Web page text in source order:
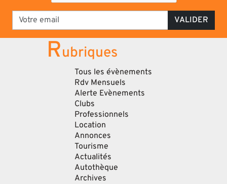
VALIDER
Rubriques
Tous les évènements
Rdv Mensuels
Alerte Evènements
Clubs
Professionnels
Location
Annonces
Tourisme
Actualités
Autothèque
Archives